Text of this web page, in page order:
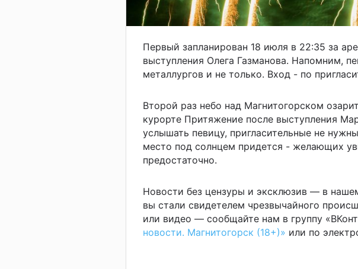
Первый запланирован 18 июля в 22:35 за
выступления Олега Газманова. Напомним,
металлургов и не только. Вход - по
Второй раз небо над Магнитогорском
курорте Притяжение после выступления
услышать певицу, пригласительные не
место под солнцем придется - желающих
предостаточно.
Новости без цензуры и эксклюзив — в
вы стали свидетелем чрезвычайного
или видео — сообщайте нам в группу
новости. Магнитогорск (18+)» или по